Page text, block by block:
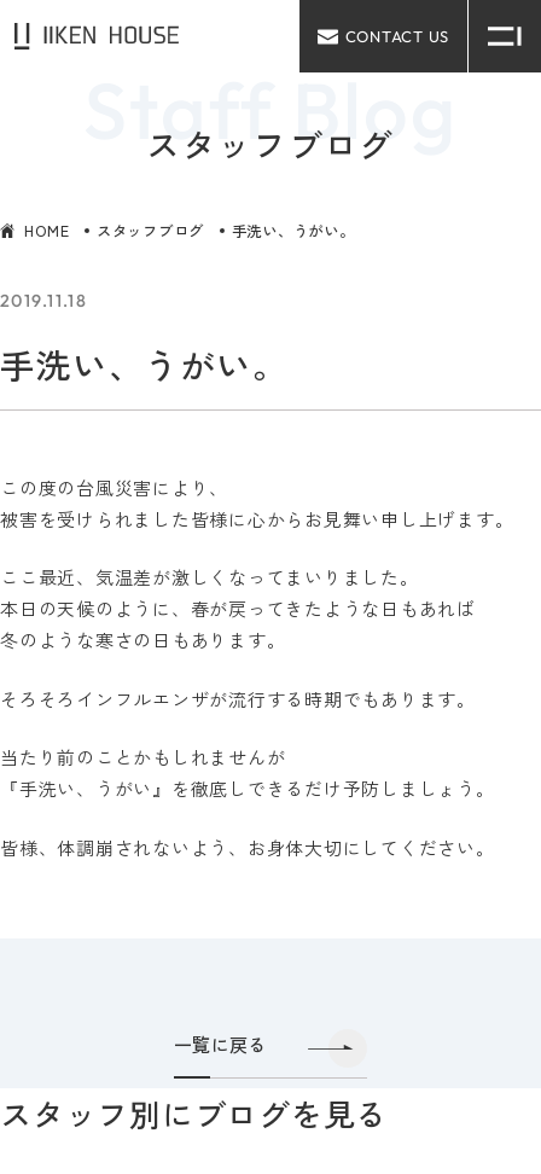
CONTACT US
スタッフブログ
HOME スタッフブログ 手洗い、うがい。
2019.11.18
手洗い、うがい。
この度の台風災害により、
被害を受けられました皆様に心からお見舞い申し上げます。
ここ最近、気温差が激しくなってまいりました。
本日の天候のように、春が戻ってきたような日もあれば
冬のような寒さの日もあります。
そろそろインフルエンザが流行する時期でもあります。
当たり前のことかもしれませんが
『手洗い、うがい』を徹底しできるだけ予防しましょう。
皆様、体調崩されないよう、お身体大切にしてください。
一覧に戻る
スタッフ別にブログを見る